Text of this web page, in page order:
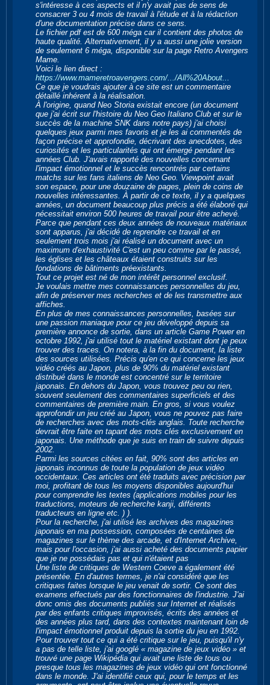
s'intéresse à ces aspects et il n'y avait pas de sens de
consacrer 3 ou 4 mois de travail à l'étude et à la rédaction
d'une documentation précise dans ce sens.
Le fichier pdf est de 600 méga car il contient des photos de
haute qualité. Alternativement, il y a aussi une jolie version
de seulement 6 méga, disponible sur la page Retro Avengers
Mame.
Voici le lien direct :
https://www.mameretroavengers.com/.../All%20About...
Ce que je voudrais ajouter à ce site est un commentaire
détaillé inhérent à la réalisation.
À l'origine, quand Neo Storia existait encore (un document
que j'ai écrit sur l'histoire du Neo Geo Italiano Club et sur le
succès de la machine SNK dans notre pays) j'ai choisi
quelques jeux parmi mes favoris et je les ai commentés de
façon précise et approfondie, décrivant des anecdotes, des
curiosités et les particularités qui ont émergé pendant les
années Club. J'avais rapporté des nouvelles concernant
l'impact émotionnel et le succès rencontrés par certains
matchs sur les fans italiens de Neo Geo. Viewpoint avait
son espace, pour une douzaine de pages, plein de coins de
nouvelles intéressantes. À partir de ce texte, il y a quelques
années, un document beaucoup plus précis a été élaboré qui
nécessitait environ 500 heures de travail pour être achevé.
Parce que pendant ces deux années de nouveaux matériaux
sont apparus, j'ai décidé de reprendre ce travail et en
seulement trois mois j'ai réalisé un document avec un
maximum d'exhaustivité C'est un peu comme par le passé,
les églises et les châteaux étaient construits sur les
fondations de bâtiments préexistants.
Tout ce projet est né de mon intérêt personnel exclusif.
Je voulais mettre mes connaissances personnelles du jeu,
afin de préserver mes recherches et de les transmettre aux
affiches.
En plus de mes connaissances personnelles, basées sur
une passion maniaque pour ce jeu développé depuis sa
première annonce de sortie, dans un article Game Power en
octobre 1992, j'ai utilisé tout le matériel existant dont je peux
trouver des traces. On notera, à la fin du document, la liste
des sources utilisées. Précis qu'en ce qui concerne les jeux
vidéo créés au Japon, plus de 90% du matériel existant
distribué dans le monde est concentré sur le territoire
japonais. En dehors du Japon, vous trouvez peu ou rien,
souvent seulement des commentaires superficiels et des
commentaires de première main. En gros, si vous voulez
approfondir un jeu créé au Japon, vous ne pouvez pas faire
de recherches avec des mots-clés anglais. Toute recherche
devrait être faite en tapant des mots clés exclusivement en
japonais. Une méthode que je suis en train de suivre depuis
2002.
Parmi les sources citées en fait, 90% sont des articles en
japonais inconnus de toute la population de jeux vidéo
occidentaux. Ces articles ont été traduits avec précision par
moi, profitant de tous les moyens disponibles aujourd'hui
pour comprendre les textes (applications mobiles pour les
traductions, moteurs de recherche kanji, différents
traducteurs en ligne etc. ) ).
Pour la recherche, j'ai utilisé les archives des magazines
japonais en ma possession, composées de centaines de
magazines sur le thème des arcade, et d'Internet Archive,
mais pour l'occasion, j'ai aussi acheté des documents papier
que je ne possédais pas et qui n'étaient pas
Une liste de critiques de Western Coeve a également été
présentée. En d'autres termes, je n'ai considéré que les
critiques faites lorsque le jeu venait de sortir. Ce sont des
examens effectués par des fonctionnaires de l'industrie. J'ai
donc omis des documents publiés sur Internet et réalisés
par des enfants critiques improvisés, écrits des années et
des années plus tard, dans des contextes maintenant loin de
l'impact émotionnel produit depuis la sortie du jeu en 1992.
Pour trouver tout ce qui a été critique sur le jeu, puisqu'il n'y
a pas de telle liste, j'ai googlé « magazine de jeux vidéo » et
trouvé une page Wikipédia qui avait une liste de tous ou
presque tous les magazines de jeux vidéo qui ont fonctionné
dans le monde. J'ai identifié ceux qui, pour le temps et les